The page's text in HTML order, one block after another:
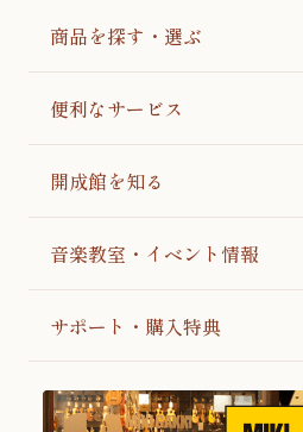
商品を探す・選ぶ
便利なサービス
開成館を知る
音楽教室・イベント情報
サポート・購入特典